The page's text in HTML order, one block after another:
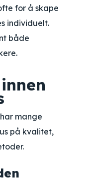
for å skape
individuelt.
både
mange
på kvalitet,